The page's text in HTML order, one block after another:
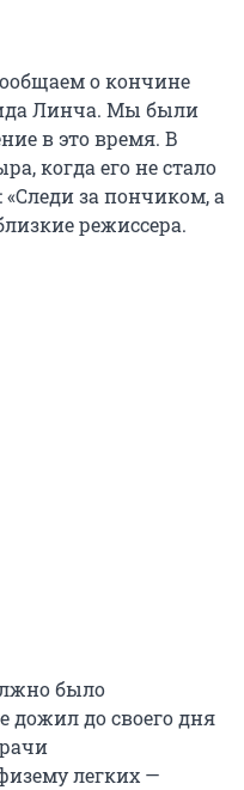
о кончине
Линча. Мы были
в это время. В
когда его не стало
за пончиком, а
режиссера.
было
дожил до своего дня
легких —